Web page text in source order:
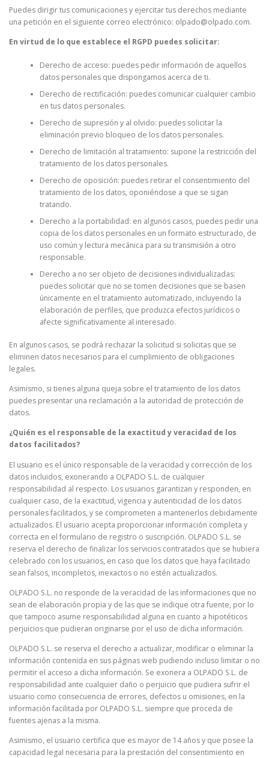
Puedes dirigir tus comunicaciones y ejercitar tus derechos mediante
una petición en el siguiente correo electrónico: olpado@olpado.com.
En virtud de lo que establece el RGPD puedes solicitar:
Derecho de acceso: puedes pedir información de aquellos
datos personales que dispongamos acerca de ti.
Derecho de rectificación: puedes comunicar cualquier cambio
en tus datos personales.
Derecho de supresión y al olvido: puedes solicitar la
eliminación previo bloqueo de los datos personales.
Derecho de limitación al tratamiento: supone la restricción del
tratamiento de los datos personales.
Derecho de oposición: puedes retirar el consentimiento del
tratamiento de los datos, oponiéndose a que se sigan
tratando.
Derecho a la portabilidad: en algunos casos, puedes pedir una
copia de los datos personales en un formato estructurado, de
uso común y lectura mecánica para su transmisión a otro
responsable.
Derecho a no ser objeto de decisiones individualizadas:
puedes solicitar que no se tomen decisiones que se basen
únicamente en el tratamiento automatizado, incluyendo la
elaboración de perfiles, que produzca efectos jurídicos o
afecte significativamente al interesado.
En algunos casos, se podrá rechazar la solicitud si solicitas que se
eliminen datos necesarios para el cumplimiento de obligaciones
legales.
Asimismo, si tienes alguna queja sobre el tratamiento de los datos
puedes presentar una reclamación a la autoridad de protección de
datos.
¿Quién es el responsable de la exactitud y veracidad de los
datos facilitados?
El usuario es el único responsable de la veracidad y corrección de los
datos incluidos, exonerando a OLPADO S.L. de cualquier
responsabilidad al respecto. Los usuarios garantizan y responden, en
cualquier caso, de la exactitud, vigencia y autenticidad de los datos
personales facilitados, y se comprometen a mantenerlos debidamente
actualizados. El usuario acepta proporcionar información completa y
correcta en el formulario de registro o suscripción. OLPADO S.L. se
reserva el derecho de finalizar los servicios contratados que se hubiera
celebrado con los usuarios, en caso que los datos que haya facilitado
sean falsos, incompletos, inexactos o no estén actualizados.
OLPADO S.L. no responde de la veracidad de las informaciones que no
sean de elaboración propia y de las que se indique otra fuente, por lo
que tampoco asume responsabilidad alguna en cuanto a hipotéticos
perjuicios que pudieran originarse por el uso de dicha información.
OLPADO S.L. se reserva el derecho a actualizar, modificar o eliminar la
información contenida en sus páginas web pudiendo incluso limitar o no
permitir el acceso a dicha información. Se exonera a OLPADO S.L. de
responsabilidad ante cualquier daño o perjuicio que pudiera sufrir el
usuario como consecuencia de errores, defectos u omisiones, en la
información facilitada por OLPADO S.L. siempre que proceda de
fuentes ajenas a la misma.
Asimismo, el usuario certifica que es mayor de 14 años y que posee la
capacidad legal necesaria para la prestación del consentimiento en